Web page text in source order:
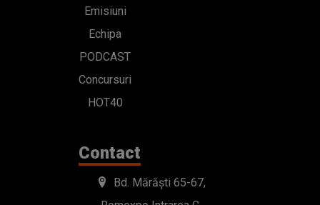
Emisiuni
Echipa
PODCAST
Concursuri
HOT40
Contact
Bd. Mărăști 65-67,